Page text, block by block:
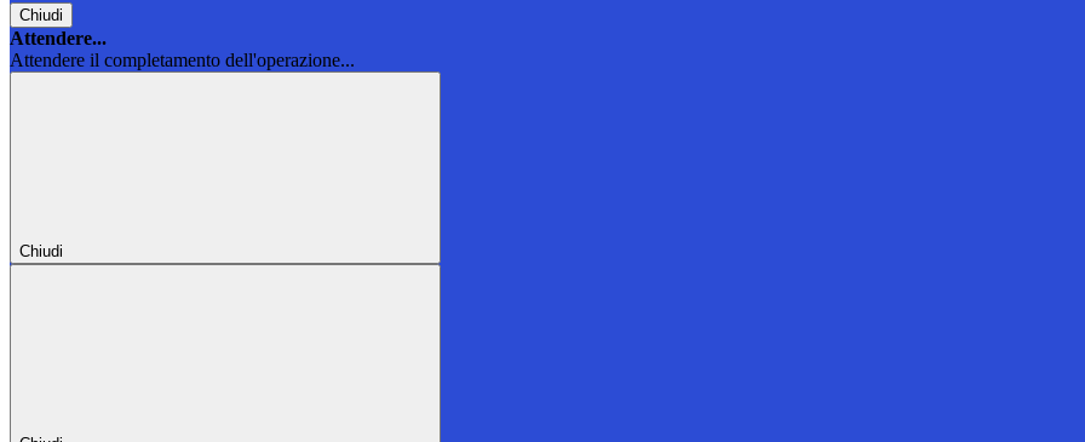
Chiudi
Attendere...
Attendere il completamento dell'operazione...
Chiudi